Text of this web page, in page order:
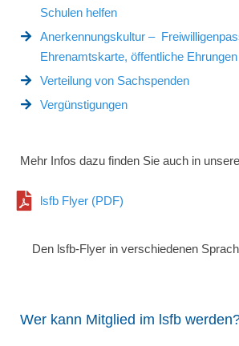
Schulen helfen
Anerkennungskultur –
Ehrenamtskarte, öffentliche Ehrungen
Verteilung von Sachspenden
Vergünstigungen
Mehr Infos dazu finden Sie auch in
lsfb Flyer (PDF)
Den lsfb-Flyer in verschiedenen
Wer kann Mitglied im lsfb